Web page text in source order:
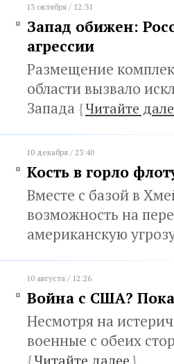
13 октября / 12:31
Запад обижен:
агрессии
Размещение
области вызвало
Запада {Читайте
10 декабря / 23:40
Кость в горло
Вместе с базой в
возможность на
американскую
10 августа / 12:26
Война с США?
Несмотря на
военные с обеих
{Читайте далее}